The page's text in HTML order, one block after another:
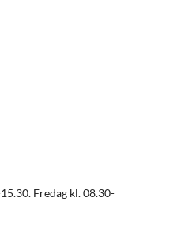
Fredag kl. 08.30-